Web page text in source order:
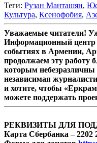
Теги: Рузан Манташян,
Культура, Ксенофобия,
Уважаемые читатели!
Информационный центр
событиях в Армении,
продолжаем эту работу
которым небезразличны
независимая
и хотите, чтобы
можете поддержать
РЕКВИЗИТЫ ДЛЯ
Карта Сбербанка – 2202